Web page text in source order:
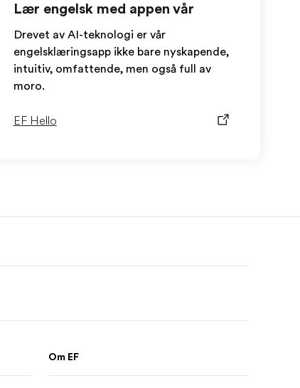
Lær engelsk med appen vår
Drevet av AI-teknologi er vår
engelsklæringsapp ikke bare nyskapende,
intuitiv, omfattende, men også full av
moro.
EF Hello
Om EF